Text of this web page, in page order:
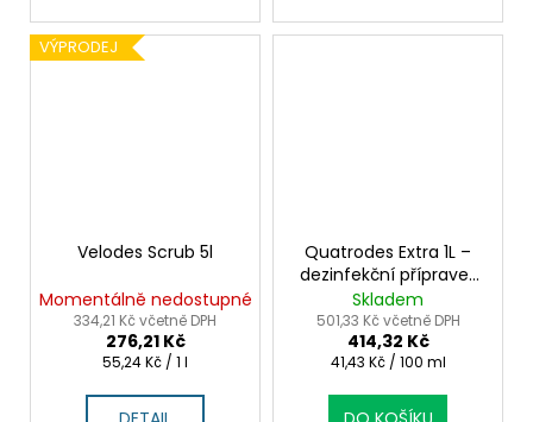
VÝPRODEJ
Velodes Scrub 5l
Momentálně nedostupné
334,21 Kč včetně DPH
276,21 Kč
Měrná
55,24 Kč / 1 l
Quatrodes Extra 1L –
dezinfekční přípravek
pro zdravotnické
povrchy
Skladem
501,33 Kč včetně DPH
414,32 Kč
Měrná
41,43 Kč / 100 ml